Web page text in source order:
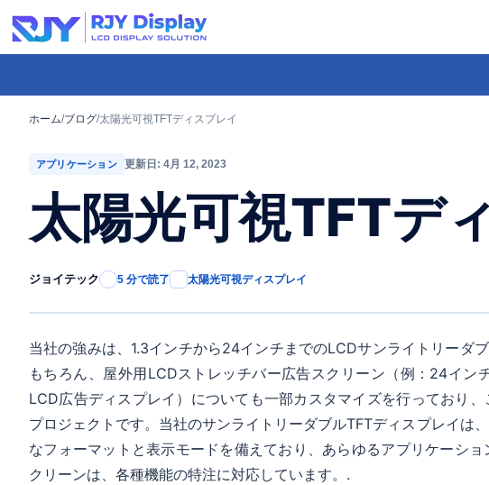
Skip
to
-
ホーム/ブログ/太陽光可視TFTディスプレイ
アプリケーション 更新日: 4月 12, 2023
太陽光可視TFTデ
ジョイテック 5 分で読了 太陽光可視ディスプレイ
当社の強みは、1.3インチから24インチまでのLCDサンライトリーダ
もちろん、屋外用LCDストレッチバー広告スクリーン（例：24イン
LCD広告ディスプレイ）についても一部カスタマイズを行っており
プロジェクトです。当社のサンライトリーダブルTFTディスプレイは
なフォーマットと表示モードを備えており、あらゆるアプリケーシ
クリーンは、各種機能の特注に対応しています。.